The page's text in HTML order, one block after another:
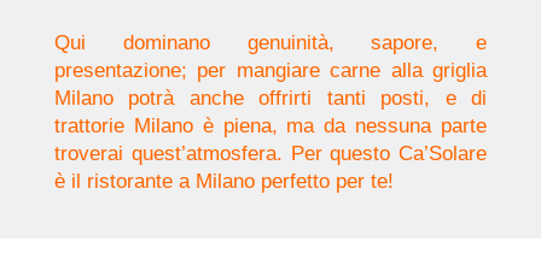
Qui dominano genuinità, sapore, e
presentazione; per mangiare carne alla griglia
Milano potrà anche offrirti tanti posti, e di
trattorie Milano è piena, ma da nessuna parte
troverai quest’atmosfera. Per questo Ca’Solare
è il ristorante a Milano perfetto per te!